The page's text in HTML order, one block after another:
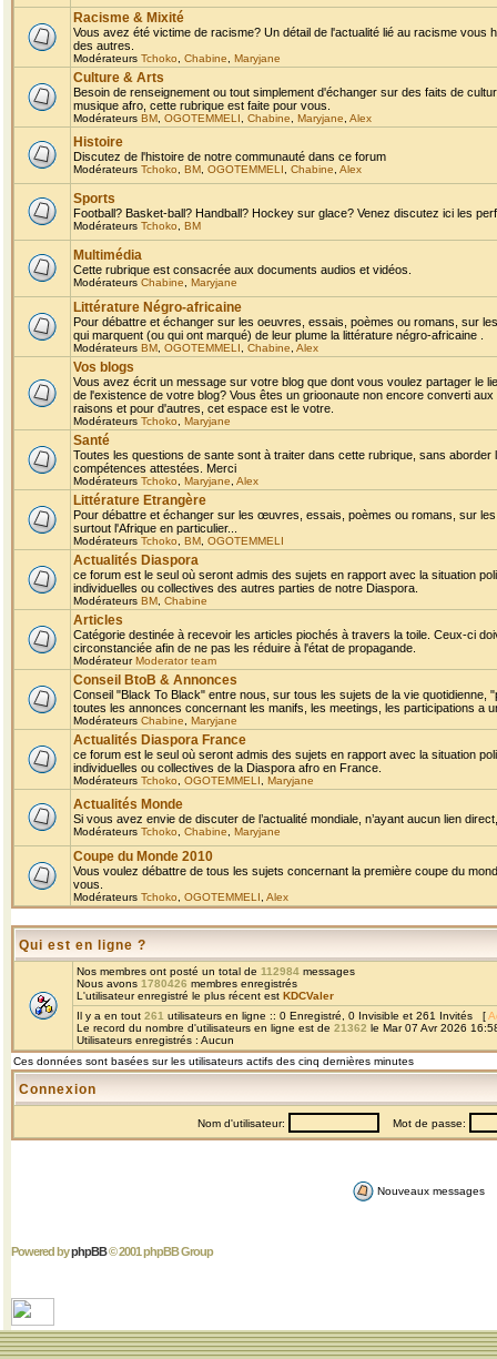
Racisme & Mixité
Vous avez été victime de racisme? Un détail de l'actualité lié au racisme
des autres.
Modérateurs Tchoko Chabine Maryjane
Culture & Arts
Besoin de renseignement ou tout simplement d'échanger sur des faits de
musique afro, cette rubrique est faite pour vous.
Modérateurs BM OGOTEMMELI Chabine Maryjane Alex
Histoire
Discutez de l'histoire de notre communauté dans ce forum
Modérateurs Tchoko BM OGOTEMMELI Chabine Alex
Sports
Football? Basket-ball? Handball? Hockey sur glace? Venez discutez ici les
Modérateurs Tchoko BM
Multimédia
Cette rubrique est consacrée aux documents audios et vidéos.
Modérateurs Chabine Maryjane
Littérature Négro-africaine
Pour débattre et échanger sur les oeuvres, essais, poèmes ou romans, sur
qui marquent (ou qui ont marqué) de leur plume la littérature négro-africaine .
Modérateurs BM OGOTEMMELI Chabine Alex
Vos blogs
Vous avez écrit un message sur votre blog que dont vous voulez partager le
de l'existence de votre blog? Vous êtes un grioonaute non encore converti
raisons et pour d'autres, cet espace est le votre.
Modérateurs Tchoko Maryjane
Santé
Toutes les questions de sante sont à traiter dans cette rubrique, sans
compétences attestées. Merci
Modérateurs Tchoko Maryjane Alex
Littérature Etrangère
Pour débattre et échanger sur les œuvres, essais, poèmes ou romans, sur
surtout l'Afrique en particulier...
Modérateurs Tchoko BM OGOTEMMELI
Actualités Diaspora
ce forum est le seul où seront admis des sujets en rapport avec la situation
individuelles ou collectives des autres parties de notre Diaspora.
Modérateurs BM Chabine
Articles
Catégorie destinée à recevoir les articles piochés à travers la toile. Ceux-ci
circonstanciée afin de ne pas les réduire à l'état de propagande.
ModérateurModerator team
Conseil BtoB & Annonces
Conseil "Black To Black" entre nous, sur tous les sujets de la vie
toutes les annonces concernant les manifs, les meetings, les participations a
Modérateurs Chabine Maryjane
Actualités Diaspora France
ce forum est le seul où seront admis des sujets en rapport avec la situation
individuelles ou collectives de la Diaspora afro en France.
Modérateurs Tchoko OGOTEMMELI Maryjane
Actualités Monde
Si vous avez envie de discuter de l’actualité mondiale, n’ayant aucun lien
Modérateurs Tchoko Chabine Maryjane
Coupe du Monde 2010
Vous voulez débattre de tous les sujets concernant la première coupe du
vous.
Modérateurs Tchoko OGOTEMMELI Alex
Qui est en ligne ?
Nos membres ont posté un total de 112984 messages
Nous avons 1780426 membres enregistrés
L'utilisateur enregistré le plus récent est KDCValer
Il y a en tout 261 utilisateurs en ligne :: 0 Enregistré, 0 Invisible et 261 Invités [
Le record du nombre d'utilisateurs en ligne est de 21362 le Mar 07 Avr 2026
Utilisateurs enregistrés : Aucun
Ces données sont basées sur les utilisateurs actifs des cinq dernières minutes
Connexion
Nom d'utilisateur: Mot de passe:
Nouveaux messages
Powered byphpBB© 2001 phpBB Group